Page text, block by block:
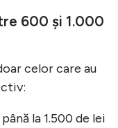
600 și 1.000
celor care au
la 1.500 de lei